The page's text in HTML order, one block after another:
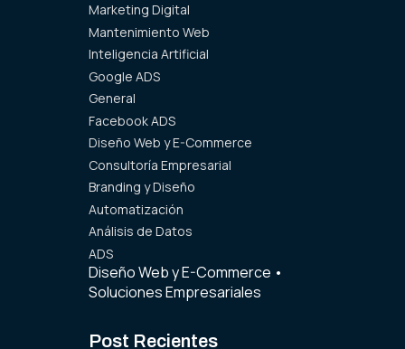
Marketing Digital
Mantenimiento Web
Inteligencia Artificial
Google ADS
General
Facebook ADS
Diseño Web y E-Commerce
Consultoría Empresarial
Branding y Diseño
Automatización
Análisis de Datos
ADS
Diseño Web y E-Commerce •
Soluciones Empresariales
Post Recientes